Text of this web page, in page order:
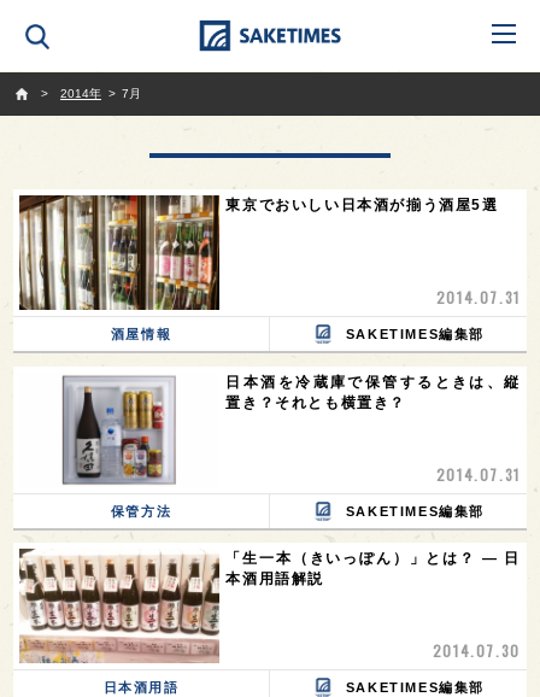
2014年
7月
東京でおいしい日本酒が揃う酒屋5選
2014.07.31
酒屋情報 SAKETIMES編集部
日本酒を冷蔵庫で保管するときは、縦
置き？それとも横置き？
2014.07.31
保管方法 SAKETIMES編集部
「生一本（きいっぽん）」とは？ ― 日
本酒用語解説
2014.07.30
日本酒用語 SAKETIMES編集部